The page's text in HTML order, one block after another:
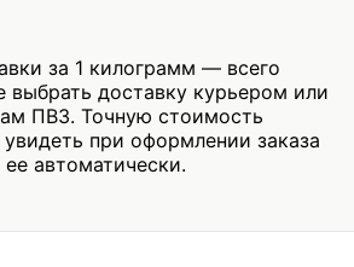
за 1 килограмм — всего
доставку курьером или
ПВЗ. Точную стоимость
при оформлении заказа
автоматически.